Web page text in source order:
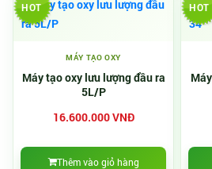
HOT
MÁY TẠO OXY
Máy tạo oxy lưu lượng đầu ra
5L/P
16.600.000 VNĐ
Thêm vào giỏ hàng
HOT